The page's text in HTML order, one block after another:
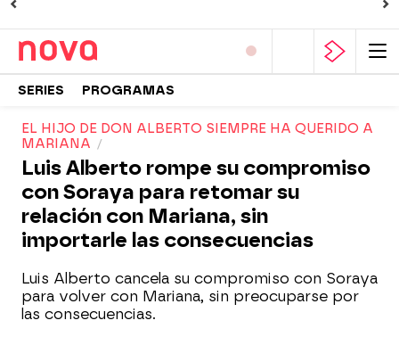
SERIES PROGRAMAS
EL HIJO DE DON ALBERTO SIEMPRE HA QUERIDO A
MARIANA
Luis Alberto rompe su compromiso
con Soraya para retomar su
relación con Mariana, sin
importarle las consecuencias
Luis Alberto cancela su compromiso con Soraya
para volver con Mariana, sin preocuparse por
las consecuencias.